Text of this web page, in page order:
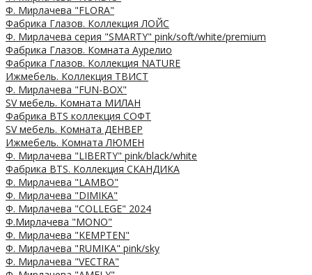
Ф. Мирлачева "FLORA"
Фабрика Глазов. Коллекция ЛОЙС
Ф. Мирлачева серия "SMARTY" pink/soft/white/premium
Фабрика Глазов. Комната Аурелио
Фабрика Глазов. Коллекция NATURE
Ижмебель. Коллекция ТВИСТ
Ф. Мирлачева "FUN-BOX"
SV мебель. Комната МИЛАН
Фабрика BTS коллекция СОФТ
SV мебель. Комната ДЕНВЕР
Ижмебель. Комната ЛЮМЕН
Ф. Мирлачева "LIBERTY" pink/black/white
Фабрика BTS. Коллекция СКАНДИКА
Ф. Мирлачева "LAMBO"
Ф. Мирлачева "DIMIKA"
Ф. Мирлачева "COLLEGE" 2024
Ф.Мирлачева "MONO"
Ф. Мирлачева "KEMPTEN"
Ф. Мирлачева "RUMIKA" pink/sky
Ф. Мирлачева "VECTRA"